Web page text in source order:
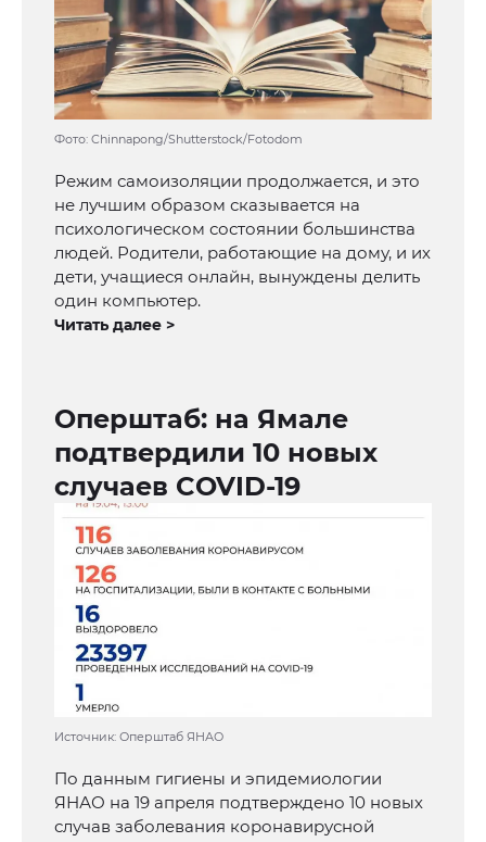
Фото: Chinnapong/Shutterstock/Fotodom
Режим самоизоляции продолжается, и это
не лучшим образом сказывается на
психологическом состоянии большинства
людей. Родители, работающие на дому, и их
дети, учащиеся онлайн, вынуждены делить
один компьютер.
Читать далее >
Оперштаб: на Ямале
подтвердили 10 новых
случаев COVID-19
Источник: Оперштаб ЯНАО
По данным гигиены и эпидемиологии
ЯНАО на 19 апреля подтверждено 10 новых
случав заболевания коронавирусной